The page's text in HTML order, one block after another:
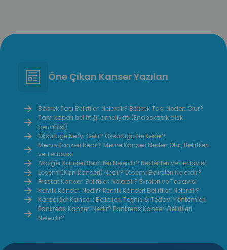
durum, yaşam kalitesini düşürmekle
olabilir. İç hemoroidin nedenleri
arasında kabızlık, uzun süreli oturma,
bulunur. Belirtilerin doğru
tanımlanması ve uygun tedavi
yöntemlerinin seçilmesi, şikayetlerin
giderilmesinde kritik öneme sahiptir.
İç hemoroid tedavisinde medikal
uygulamalar, yaşam tarzı değişiklikleri
ve ileri vakalarda cerrahi müdahaleler
kullanılabilir. Bu içerikte, iç hemoroidin
nedenleri, evreleri ve tedavi
seçenekleri detaylı şekilde ele
Öne Çıkan Kanser Yazıları
Böbrek Taşı Belirtileri Nelerdir? Böbrek Taşı Neden Olur?
Tam kapalı bel fıtığı ameliyatı (Endoskopik disk
cerrahisi)
Öksürüğe Ne İyi Gelir? Öksürüğü Ne Keser?
Meme Kanseri Nedir? Meme Kanseri Neden Olur, Belirtileri
ve Tedavisi
Akciğer Kanseri Belirtileri Nelerdir? Nedenleri ve Tedavisi
Lösemi (Kan Kanseri) Nedir? Lösemi Belirtileri Nelerdir?
Prostat Kanseri Belirtileri Nelerdir? Evreleri ve Tedavisi
Kemik Kanseri Nedir? Kemik Kanseri Belirtileri Nelerdir?
Karaciğer Kanseri: Belirtileri, Teşhis & Tedavi Yöntemleri
Pankreas Kanseri Nedir? Pankreas Kanseri Belirtileri
Nelerdir?